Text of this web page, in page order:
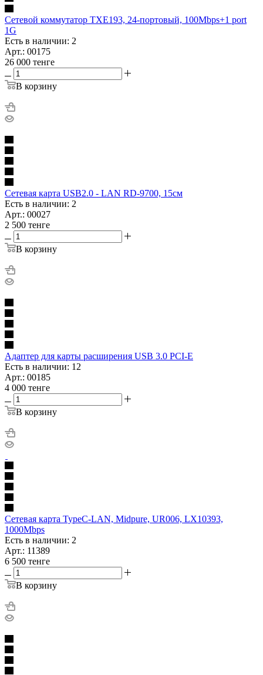
Сетевой коммутатор TXE193, 24-портовый, 100Mbps+1 port
1G
Есть в наличии: 2
Арт.: 00175
26 000 тенге
В корзину
Сетевая карта USB2.0 - LAN RD-9700, 15см
Есть в наличии: 2
Арт.: 00027
2 500 тенге
В корзину
Адаптер для карты расширения USB 3.0 PCI-E
Есть в наличии: 12
Арт.: 00185
4 000 тенге
В корзину
Сетевая карта TypeC-LAN, Midpure, UR006, LX10393,
1000Mbps
Есть в наличии: 2
Арт.: 11389
6 500 тенге
В корзину